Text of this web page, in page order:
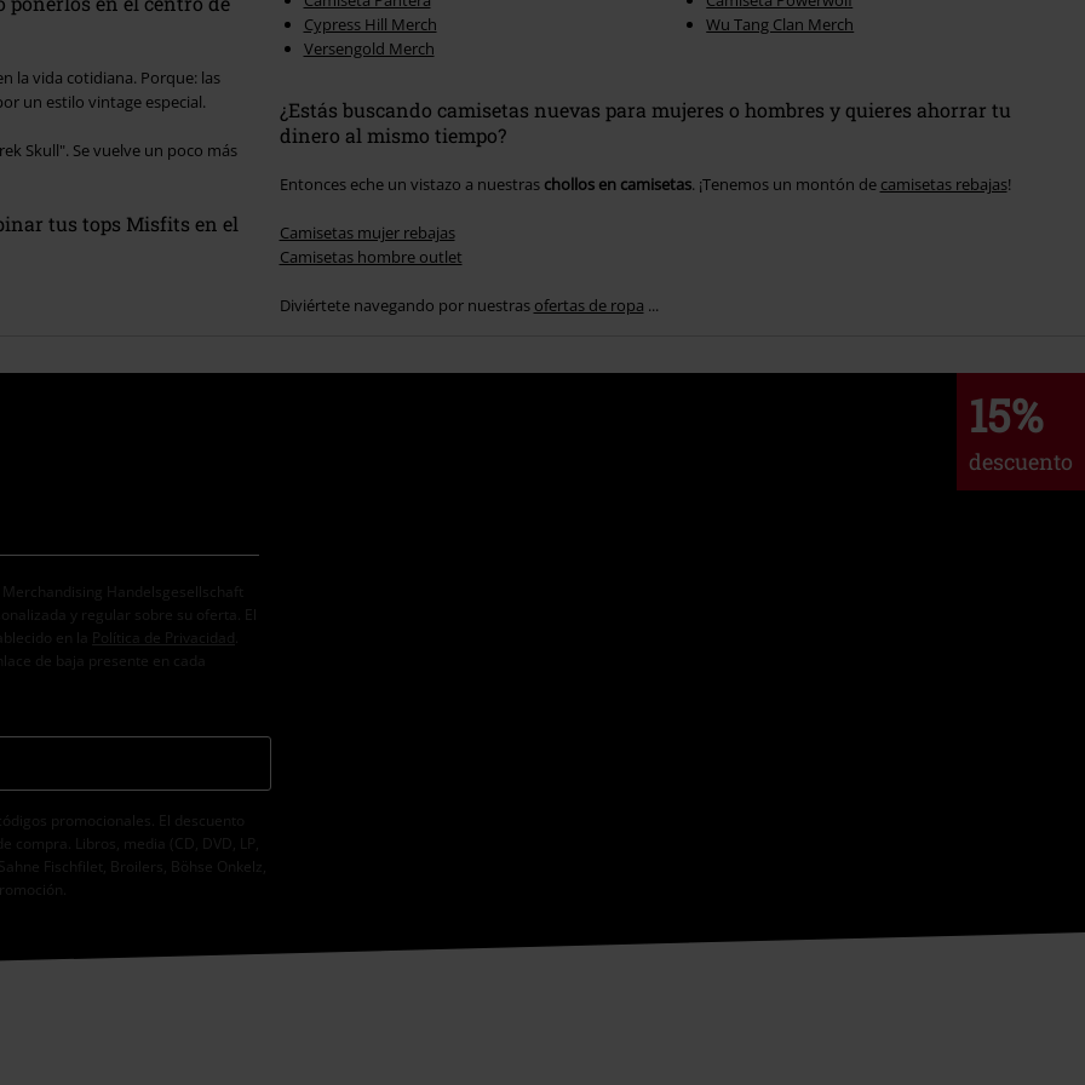
la vida cotidiana. Porque: las
un estilo vintage especial.
Skull". Se vuelve un poco más
tus tops Misfits en el
Cypress Hill Merch
Versengold Merch
Wu Tang Clan Merch
¿Estás buscando camisetas nuevas para mujeres o hombres y quieres ahorrar tu
dinero al mismo tiempo?
Entonces eche un vistazo a nuestras chollos en camisetas. ¡Tenemos un montón de camisetas rebajas!
Camisetas mujer rebajas
Camisetas hombre outlet
Diviértete navegando por nuestras ofertas de ropa ...
15%
descuento
Handelsgesellschaft
y regular sobre su oferta. El
en la
Política de Privacidad
de baja presente en cada
promocionales. El descuento
Libros, media (CD, DVD, LP,
Fischfilet, Broilers, Böhse Onkelz,